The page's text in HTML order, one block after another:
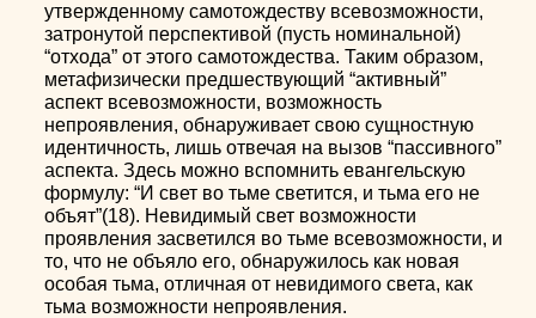
утвержденному самотождеству всевозможности,
затронутой перспективой (пусть номинальной)
“отхода” от этого самотождества. Таким образом,
метафизически предшествующий “активный”
аспект всевозможности, возможность
непроявления, обнаруживает свою сущностную
идентичность, лишь отвечая на вызов “пассивного”
аспекта. Здесь можно вспомнить евангельскую
формулу: “И свет во тьме светится, и тьма его не
объят”(18). Невидимый свет возможности
проявления засветился во тьме всевозможности, и
то, что не объяло его, обнаружилось как новая
особая тьма, отличная от невидимого света, как
тьма возможности непроявления.